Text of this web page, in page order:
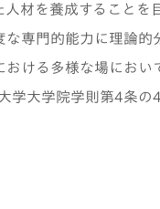
人材を養成すること
専門的能力に理論
ける多様な場にお
学大学院学則第4条の